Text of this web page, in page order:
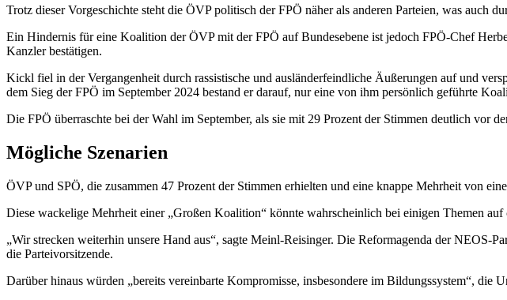
Trotz dieser Vorgeschichte steht die ÖVP politisch der FPÖ näher als anderen Parteien, was auch
Ein Hindernis für eine Koalition der ÖVP mit der FPÖ auf Bundesebene ist jedoch FPÖ-Chef
Kanzler bestätigen.
Kickl fiel in der Vergangenheit durch rassistische und ausländerfeindliche Äußerungen auf und
dem Sieg der FPÖ im September 2024 bestand er darauf, nur eine von ihm persönlich geführte
Die FPÖ überraschte bei der Wahl im September, als sie mit 29 Prozent der Stimmen deutlich vor
Mögliche Szenarien
ÖVP und SPÖ, die zusammen 47 Prozent der Stimmen erhielten und eine knappe Mehrheit von
Diese wackelige Mehrheit einer „Großen Koalition“ könnte wahrscheinlich bei einigen Themen
„Wir strecken weiterhin unsere Hand aus“, sagte Meinl-Reisinger. Die Reformagenda der NEOS-
die Parteivorsitzende.
Darüber hinaus würden „bereits vereinbarte Kompromisse, insbesondere im Bildungssystem“, die